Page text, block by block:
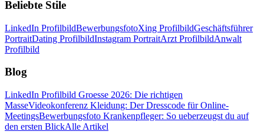
Beliebte Stile
LinkedIn ProfilbildBewerbungsfotoXing ProfilbildGeschäftsführer
PortraitDating ProfilbildInstagram PortraitArzt ProfilbildAnwalt
Profilbild
Blog
LinkedIn Profilbild Groesse 2026: Die richtigen
MasseVideokonferenz Kleidung: Der Dresscode für Online-
MeetingsBewerbungsfoto Krankenpfleger: So ueberzeugst du auf
den ersten BlickAlle Artikel